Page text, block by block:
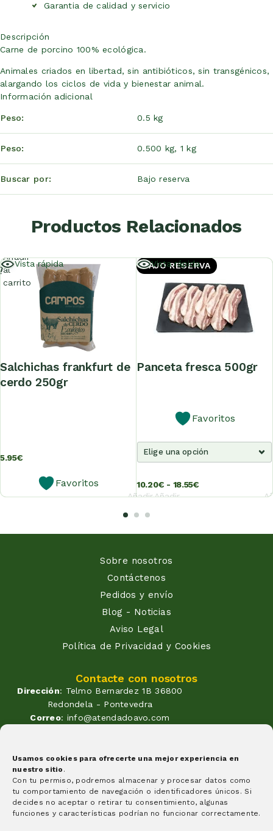
Usamos cookies para ofrecerte una mejor experiencia en
nuestro sitio .
Con tu permiso, podremos almacenar y procesar datos como
tu comportamiento de navegación o identificadores únicos. Si
decides no aceptar o retirar tu consentimiento, algunas
funciones y características podrían no funcionar correctamente.
Garantia de calidad y servicio
Descripción
Carne de porcino 100% ecológica.
Animales criados en libertad, sin antibióticos, sin transgénicos,
alargando los ciclos de vida y bienestar animal.
Información adicional
Peso 0.5 kg
Peso 0.500 kg, 1 kg
Buscar por Bajo reserva
Productos Relacionados
Vista rápida
salchichas frankfurt de
cerdo 250gr
5.95€
Favoritos
Añadir
al
carrito
BAJO RESERVA
Vista rápida
panceta fresca 500gr
Favoritos
10.20€ - 18.55€
AñadirAñadir
Sobre nosotros
Contáctenos
Pedidos y envío
Blog - Noticias
Aviso Legal
Política de Privacidad y Cookies
Contacte con nosotros
Dirección: Telmo Bernardez 1B 36800
Redondela - Pontevedra
Correo: info@atendadoavo.com
Horario: Lunes a Viernes de
09:30 a 14:00 y de 17:00 a 20:00
Sabados de 09:30 a 14:00
Formas de pago